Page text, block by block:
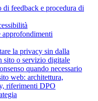
di feedback e procedura di
approfondimenti
la privacy sin dalla
sito o servizio digitale
quando necessario
web: architettura,
riferimenti DPO